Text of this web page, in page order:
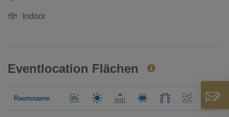
Indoor
Eventlocation Flächen
Raumname